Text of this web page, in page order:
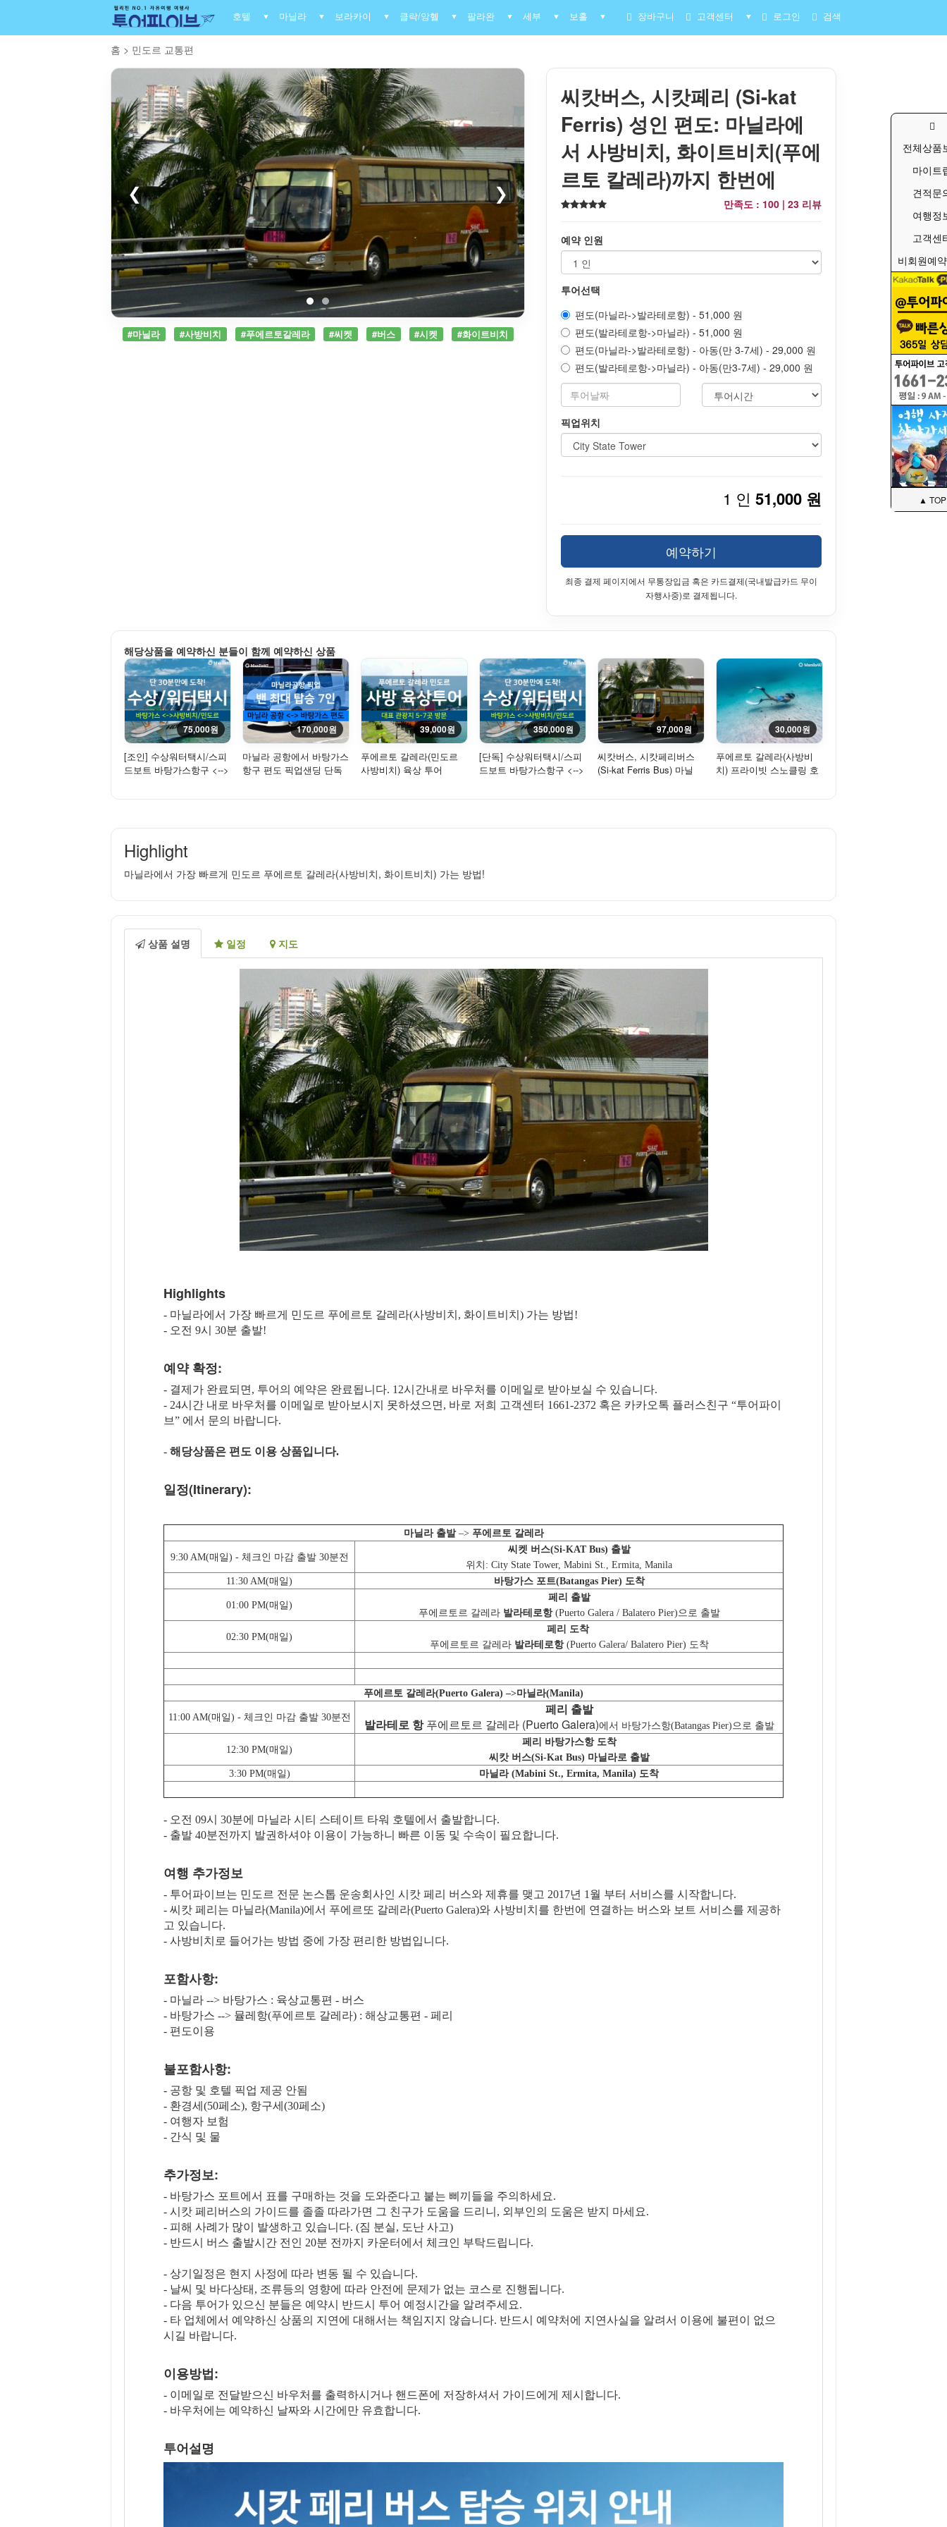
호텔 ▼ 마닐라 ▼ 보라카이 ▼ 클락/앙헬 ▼ 팔라완 ▼ 세부 ▼ 보홀 ▼ 장바구니 고객센터 ▼ 로그인 검색
홈 > 민도르 교통편
❮ ❯
#마닐라 #사방비치 #푸에르토갈레라 #씨켓 #버스 #시켓 #화이트비치
씨캇버스, 시캇페리 (Si-kat
Ferris) 성인 편도: 마닐라에
서 사방비치, 화이트비치(푸에
르토 칼레라)까지 한번에
만족도 : 100 | 23 리뷰
예약 인원
투어선택
편도(마닐라->발라테로항) - 51,000 원
편도(발라테로항->마닐라) - 51,000 원
편도(마닐라->발라테로항) - 아동(만 3-7세) - 29,000 원
편도(발라테로항->마닐라) - 아동(만3-7세) - 29,000 원
픽업위치
1 인 51,000 원
예약하기
최종 결제 페이지에서 무통장입금 혹은 카드결제(국내발급카드 무이
자행사중)로 결제됩니다.
해당상품을 예약하신 분들이 함께 예약하신 상품
75,000원
[조인] 수상워터택시/스피
드보트 바탕가스항구 <-->
170,000원
마닐라 공항에서 바탕가스
항구 편도 픽업샌딩 단독
39,000원
푸에르토 갈레라(민도르
사방비치) 육상 투어
350,000원
[단독] 수상워터택시/스피
드보트 바탕가스항구 <-->
97,000원
씨캇버스, 시캇페리버스
(Si-kat Ferris Bus) 마닐
30,000원
푸에르토 갈레라(사방비
치) 프라이빗 스노클링 호
Highlight
마닐라에서 가장 빠르게 민도르 푸에르토 갈레라(사방비치, 화이트비치) 가는 방법!
상품 설명 일정 지도
Highlights
- 마닐라에서 가장 빠르게 민도르 푸에르토 갈레라(사방비치, 화이트비치) 가는 방법!
- 오전 9시 30분 출발!
예약 확정:
- 결제가 완료되면, 투어의 예약은 완료됩니다. 12시간내로 바우처를 이메일로 받아보실 수 있습니다.
- 24시간 내로 바우처를 이메일로 받아보시지 못하셨으면, 바로 저희 고객센터 1661-2372 혹은 카카오톡 플러스친구 “투어파이
브” 에서 문의 바랍니다.
- 해당상품은 편도 이용 상품입니다.
일정(Itinerary):
마닐라 출발–> 푸에르토 갈레라
9:30 AM(매일) - 체크인 마감 출발 30분전
씨켓 버스(Si-KAT Bus) 출발
위치: City State Tower, Mabini St., Ermita, Manila
11:30 AM(매일)
바탕가스 포트(Batangas Pier) 도착
01:00 PM(매일)
페리 출발
푸에르토르 갈레라 발라테로항(Puerto Galera / Balatero Pier)으로 출발
02:30 PM(매일)
페리 도착
푸에르토르 갈레라 발라테로항(Puerto Galera/ Balatero Pier) 도착
푸에르토 갈레라(Puerto Galera) –>마닐라(Manila)
11:00 AM(매일) - 체크인 마감 출발 30분전
페리 출발
발라테로 항푸에르토르 갈레라 (Puerto Galera)에서 바탕가스항(Batangas Pier)으로 출발
12:30 PM(매일)
페리 바탕가스항 도착
씨캇 버스(Si-Kat Bus) 마닐라로 출발
3:30 PM(매일)
마닐라 (Mabini St., Ermita, Manila) 도착
- 오전 09시 30분에 마닐라 시티 스테이트 타워 호텔에서 출발합니다.
- 출발 40분전까지 발권하셔야 이용이 가능하니 빠른 이동 및 수속이 필요합니다.
여행 추가정보
- 투어파이브는 민도르 전문 논스톱 운송회사인 시캇 페리 버스와 제휴를 맺고 2017년 1월 부터 서비스를 시작합니다.
- 씨캇 페리는 마닐라(Manila)에서 푸에르또 갈레라(Puerto Galera)와 사방비치를 한번에 연결하는 버스와 보트 서비스를 제공하
고 있습니다.
- 사방비치로 들어가는 방법 중에 가장 편리한 방법입니다.
포함사항:
- 마닐라 --> 바탕가스 : 육상교통편 - 버스
- 바탕가스 --> 뮬레항(푸에르토 갈레라) : 해상교통편 - 페리
- 편도이용
불포함사항:
- 공항 및 호텔 픽업 제공 안됨
- 환경세(50페소), 항구세(30페소)
- 여행자 보험
- 간식 및 물
추가정보:
- 바탕가스 포트에서 표를 구매하는 것을 도와준다고 붙는 삐끼들을 주의하세요.
- 시캇 페리버스의 가이드를 졸졸 따라가면 그 친구가 도움을 드리니, 외부인의 도움은 받지 마세요.
- 피해 사례가 많이 발생하고 있습니다. (짐 분실, 도난 사고)
- 반드시 버스 출발시간 전인 20분 전까지 카운터에서 체크인 부탁드립니다.
- 상기일정은 현지 사정에 따라 변동 될 수 있습니다.
- 날씨 및 바다상태, 조류등의 영향에 따라 안전에 문제가 없는 코스로 진행됩니다.
- 다음 투어가 있으신 분들은 예약시 반드시 투어 예정시간을 알려주세요.
- 타 업체에서 예약하신 상품의 지연에 대해서는 책임지지 않습니다. 반드시 예약처에 지연사실을 알려서 이용에 불편이 없으
시길 바랍니다.
이용방법:
- 이메일로 전달받으신 바우처를 출력하시거나 핸드폰에 저장하셔서 가이드에게 제시합니다.
- 바우처에는 예약하신 날짜와 시간에만 유효합니다.
투어설명
전체상품
마이트
견적문
여행정
고객센
비회원예
▲ TOP